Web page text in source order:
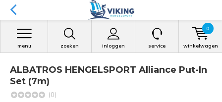
zoeken inloggen
menu service winkelwagen
0
ALBATROS HENGELSPORT Alliance Put-In
Set (7m)
(0)